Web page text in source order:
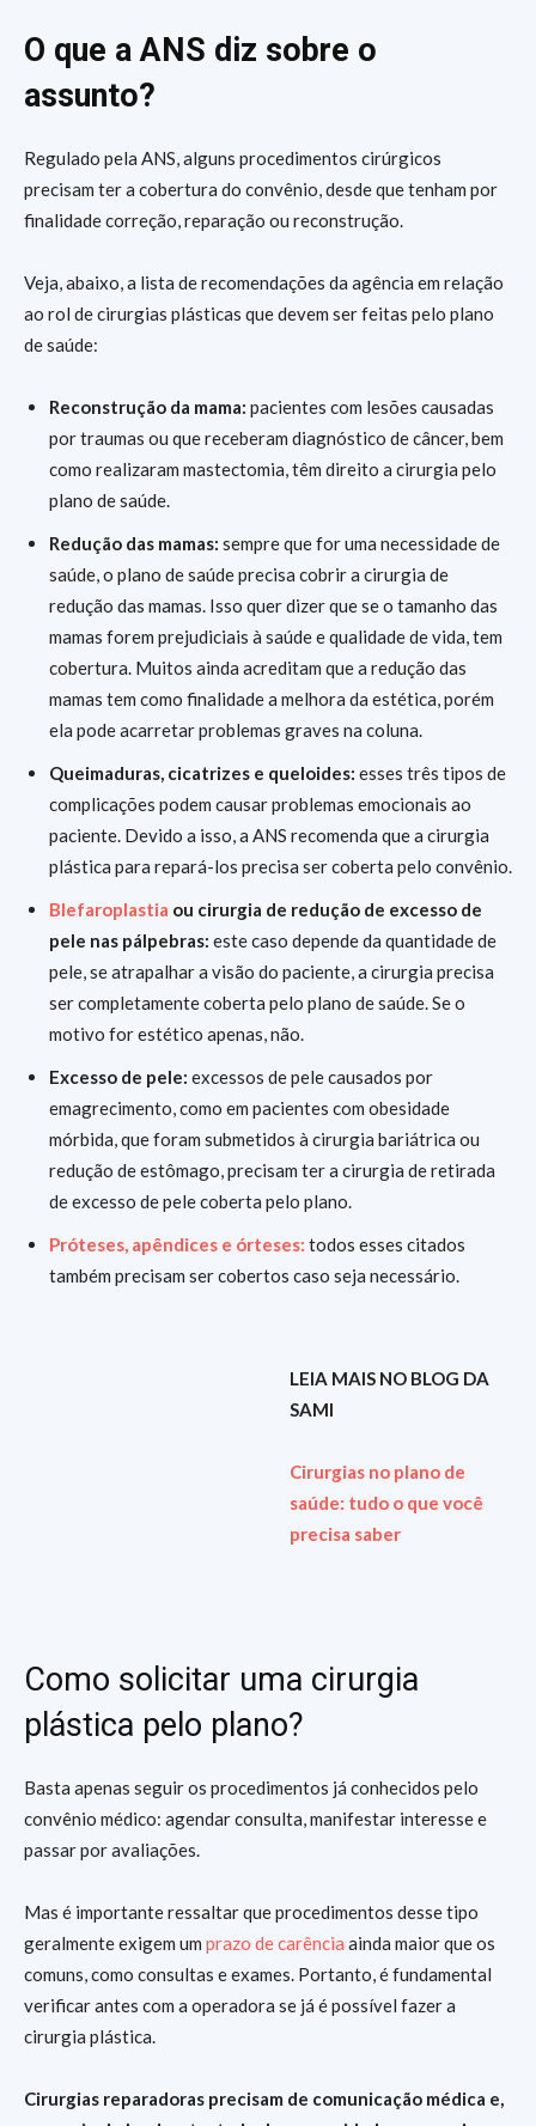
O que a ANS diz sobre o
assunto?
Regulado pela ANS, alguns procedimentos cirúrgicos
precisam ter a cobertura do convênio, desde que tenham por
finalidade correção, reparação ou reconstrução.
Veja, abaixo, a lista de recomendações da agência em relação
ao rol de cirurgias plásticas que devem ser feitas pelo plano
de saúde:
Reconstrução da mama: pacientes com lesões causadas
por traumas ou que receberam diagnóstico de câncer, bem
como realizaram mastectomia, têm direito a cirurgia pelo
plano de saúde.
Redução das mamas: sempre que for uma necessidade de
saúde, o plano de saúde precisa cobrir a cirurgia de
redução das mamas. Isso quer dizer que se o tamanho das
mamas forem prejudiciais à saúde e qualidade de vida, tem
cobertura. Muitos ainda acreditam que a redução das
mamas tem como finalidade a melhora da estética, porém
ela pode acarretar problemas graves na coluna.
Queimaduras, cicatrizes e queloides: esses três tipos de
complicações podem causar problemas emocionais ao
paciente. Devido a isso, a ANS recomenda que a cirurgia
plástica para repará-los precisa ser coberta pelo convênio.
Blefaroplastia ou cirurgia de redução de excesso de
pele nas pálpebras: este caso depende da quantidade de
pele, se atrapalhar a visão do paciente, a cirurgia precisa
ser completamente coberta pelo plano de saúde. Se o
motivo for estético apenas, não.
Excesso de pele: excessos de pele causados por
emagrecimento, como em pacientes com obesidade
mórbida, que foram submetidos à cirurgia bariátrica ou
redução de estômago, precisam ter a cirurgia de retirada
de excesso de pele coberta pelo plano.
Próteses, apêndices e órteses: todos esses citados
também precisam ser cobertos caso seja necessário.
LEIA MAIS NO BLOG DA
SAMI
Cirurgias no plano de
saúde: tudo o que você
precisa saber
Como solicitar uma cirurgia
plástica pelo plano?
Basta apenas seguir os procedimentos já conhecidos pelo
convênio médico: agendar consulta, manifestar interesse e
passar por avaliações.
Mas é importante ressaltar que procedimentos desse tipo
geralmente exigem um prazo de carência ainda maior que os
comuns, como consultas e exames. Portanto, é fundamental
verificar antes com a operadora se já é possível fazer a
cirurgia plástica.
Cirurgias reparadoras precisam de comunicação médica e,